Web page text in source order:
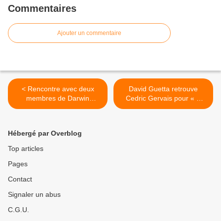
Commentaires
Ajouter un commentaire
< Rencontre avec deux
membres de Darwin
Experience au Studio Luna
David Guetta retrouve
Cedric Gervais pour « A
Better World » ! >
Hébergé par Overblog
Top articles
Pages
Contact
Signaler un abus
C.G.U.